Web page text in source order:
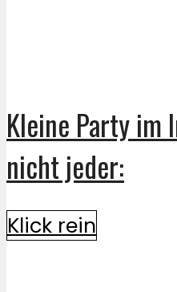
Kleine Party im
nicht jeder:
Klick rein